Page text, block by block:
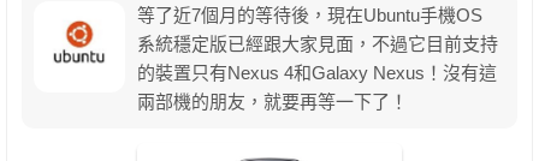
等了近7個月的等待後，現在Ubuntu手機OS
系統穩定版已經跟大家見面，不過它目前支持
的裝置只有Nexus 4和Galaxy Nexus！沒有這
兩部機的朋友，就要再等一下了！